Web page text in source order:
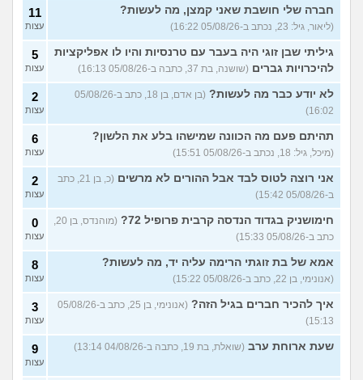
בן 19)
שתי אופציות קשות לפני
השירות בצה"ל (ניצן, בן 18)
2
עצות
התנשקתי עם מישהו מהבסיס
מרגישה לגבי זה (תמר, בת 20)
6
אפשרי לקבל מנ״תית בסירוב
בבאקום?
(ליה, בת 20)
0
עצות
מסלול אופק מודיעין - האם
2
מה לסמן בשאלון העדפות אם
אני לא רוצה קרבי?
1
עוד שאלות חדשות במדור
חברה שלי חושבת שאני קמצן, מה לעשות?
(ליאור, גיל: 23, נכתב ב-05/08/26 16:22)
11
עצות
גיליתי שבן זוגי היה בעבר עם טרנסיות והיו לו אפליקציות
להיכרויות גברים (שושנה, בת 37, כתבה ב-05/08/26 16:13)
5
עצות
לא יודע כבר מה לעשות?
(בן אדם, בן 18, כתב ב-05/08/26
16:02)
2
עצות
תהיתם פעם מה הכוונה שמישהו בלע את הלשון?
(מיכל, גיל: 18, נכתב ב-05/08/26 15:51)
6
עצות
אני רוצה לטוס לבד אבל ההורים לא מרשים
(כ, בן 21, כתב
ב-05/08/26 15:42)
2
עצות
חימושניק בגדוד הנדסה קרבית פרופיל 72?
כתב ב-05/08/26 15:33)
0
עצות
אמא של בת זוגתי הרימה עליה יד, מה לעשות?
(אנונימי, בן 22, כתב ב-05/08/26 15:22)
8
עצות
איך להכיר חברים בגיל הזה?
(אנונימי, בן 25, כתב ב-05/08/26
15:13)
3
עצות
שעת ארוחת ערב (שואלת, בת 19, כתבה ב-04/08/26 13:14) 9
עצות